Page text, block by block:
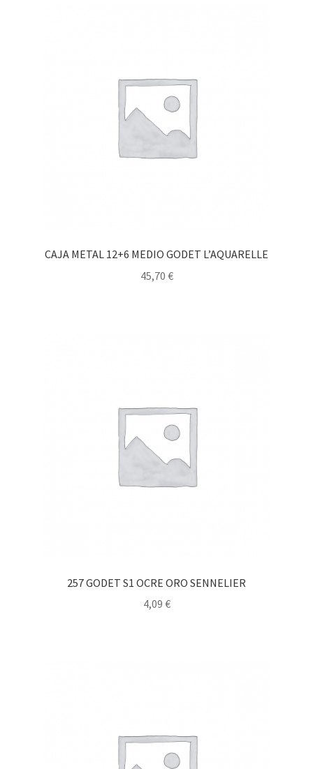
CAJA METAL 12+6 MEDIO GODET L’AQUARELLE
45,70 €
257 GODET S1 OCRE ORO SENNELIER
4,09 €